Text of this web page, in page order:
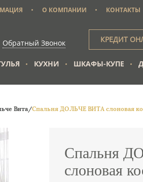
О КОМПАНИИ КОНТАКТЫ
Обратный Звонок КРЕДИТ
КУХНИ ШКАФЫ-КУПЕ
Вита/Спальня ДОЛЬЧЕ ВИТА слоновая
Спальня
слоновая